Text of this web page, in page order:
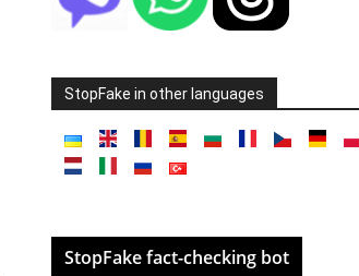
StopFake in other languages
StopFake fact-checking bot